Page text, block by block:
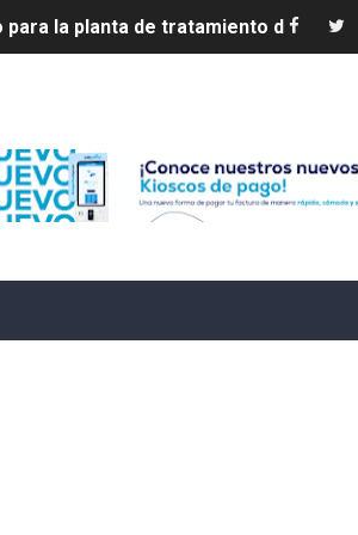
Unidos
muertas y otra herida